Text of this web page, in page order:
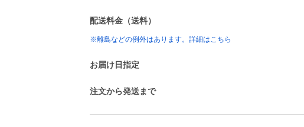
配送料金（送料）
※離島などの例外はあります。詳細はこちら
お届け日指定
注文から発送まで